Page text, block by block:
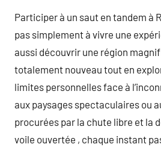
Participer à un saut en tandem à
pas simplement à vivre une
aussi découvrir une région
totalement nouveau tout en
limites personnelles face à
aux paysages spectaculaires ou
procurées par la chute libre et la
voile ouvertée , chaque instant